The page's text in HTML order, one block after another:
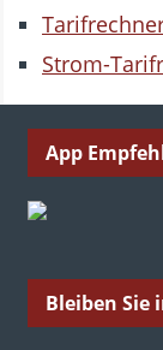
Strom-
App
Bleiben